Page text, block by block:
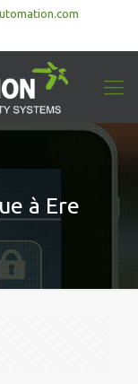
à Ere